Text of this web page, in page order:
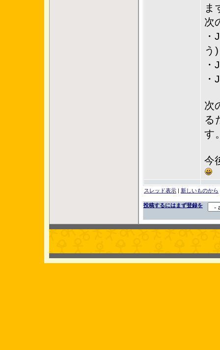
ま
次
う)
次
る
す
今
スレッド表示 | 新しいものから
投稿するにはまず登録を